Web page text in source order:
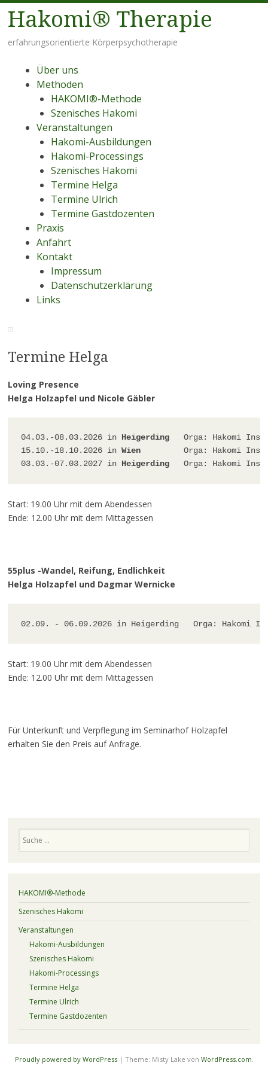
Hakomi® Therapie
erfahrungsorientierte Körperpsychotherapie
Menü
Zum Inhalt springen
Über uns
Methoden
HAKOMI®-Methode
Szenisches Hakomi
Veranstaltungen
Hakomi-Ausbildungen
Hakomi-Processings
Szenisches Hakomi
Termine Helga
Termine Ulrich
Termine Gastdozenten
Praxis
Anfahrt
Kontakt
Impressum
Datenschutzerklärung
Links
Termine Helga
Loving Presence
Helga Holzapfel und Nicole Gäbler
04.03.-08.03.2026 in Heigerding Orga: Hakomi
15.10.-18.10.2026 in Wien Orga: Hakomi
03.03.-07.03.2027 in Heigerding
Start: 19.00 Uhr mit dem Abendessen
Ende: 12.00 Uhr mit dem Mittagessen
55plus -Wandel, Reifung, Endlichkeit
Helga Holzapfel und Dagmar Wernicke
02.09. - 06.09.2026 in Heigerding   Orga: Hakomi
Start: 19.00 Uhr mit dem Abendessen
Ende: 12.00 Uhr mit dem Mittagessen
Für Unterkunft und Verpflegung im Seminarhof Holzapfel
erhalten Sie den Preis auf Anfrage.
HAKOMI®-Methode
Szenisches Hakomi
Veranstaltungen
Hakomi-Ausbildungen
Szenisches Hakomi
Hakomi-Processings
Termine Helga
Termine Ulrich
Termine Gastdozenten
Proudly powered by WordPress | Theme: Misty Lake von WordPress.com